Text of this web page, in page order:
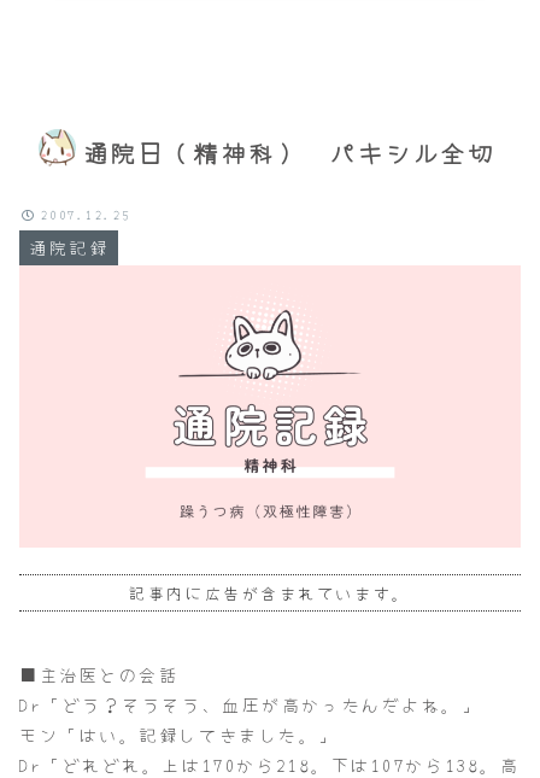
通院日（精神科） パキシル全切
通院記録
2007.12.25
記事内に広告が含まれています。
■主治医との会話
Dr「どう？そうそう、血圧が高かったんだよね。」
モン「はい。記録してきました。」
Dr「どれどれ。上は170から218。下は107から138。高